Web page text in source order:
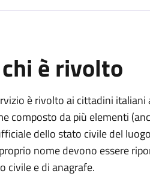
è rivolto
è rivolto ai cittadini
composto da più elementi
dello stato civile del
nome devono essere
civile e di anagrafe.